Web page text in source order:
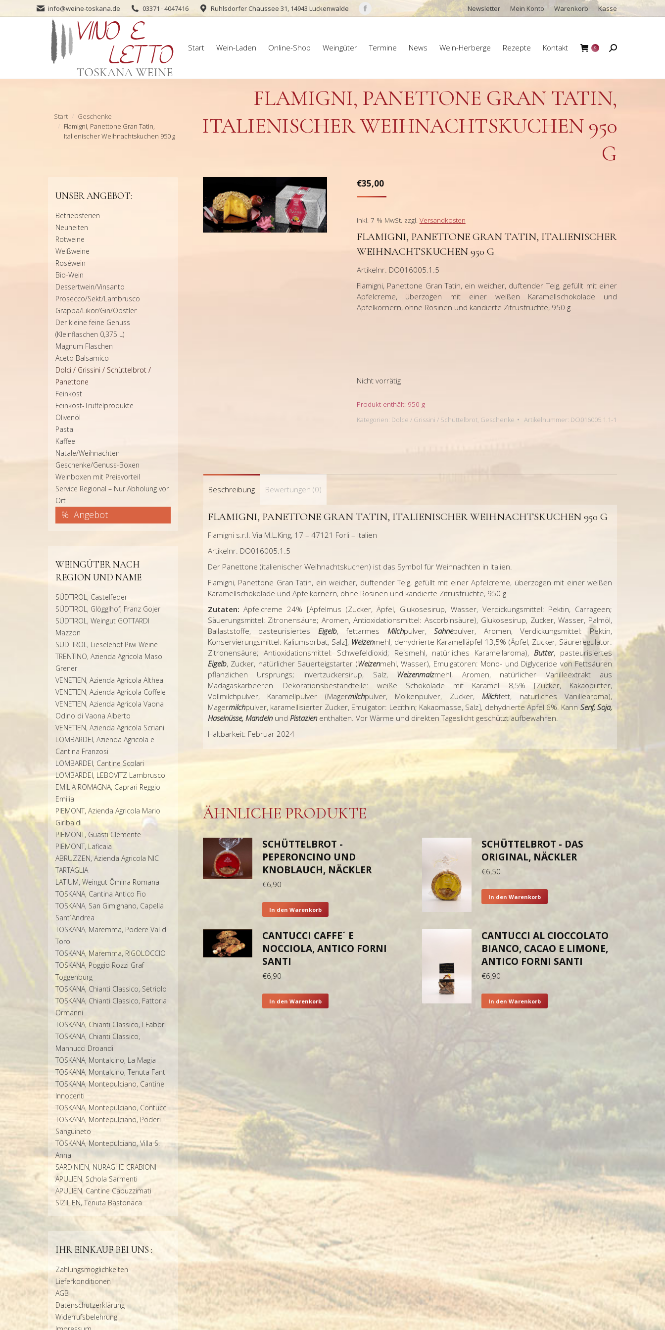
info@weine-toskana.de 03371 · 4047416 Ruhlsdorfer Chaussee 31, 14943 Luckenwalde
Facebook
window
Newsletter Mein Konto Warenkorb Kasse
Start Wein-Laden Online-Shop Weingüter Termine News Wein-Herberge Rezepte Kontakt 0 Search:
Sie befinden sich hier:
Start
Geschenke
Flamigni, Panettone Gran Tatin,
Italienischer Weihnachtskuchen 950 g
FLAMIGNI, PANETTONE GRAN TATIN,
ITALIENISCHER WEIHNACHTSKUCHEN 950
G
€35,00
inkl. 7 % MwSt. zzgl. Versandkosten
FLAMIGNI, PANETTONE GRAN TATIN, ITALIENISCHER
WEIHNACHTSKUCHEN 950 G
Artikelnr. DO016005.1.5
Flamigni, Panettone Gran Tatin, ein weicher, duftender Teig, gefüllt mit einer
Apfelcreme, überzogen mit einer weißen Karamellschokolade und
Apfelkörnern, ohne Rosinen und kandierte Zitrusfrüchte, 950 g
Nicht vorrätig
Produkt enthält: 950 g
Kategorien: Dolce / Grissini / Schüttelbrot, Geschenke Artikelnummer: DO016005.1.1-1
Beschreibung Bewertungen (0)
FLAMIGNI, PANETTONE GRAN TATIN, ITALIENISCHER WEIHNACHTSKUCHEN 950 G
Flamigni s.r.l. Via M.L.King, 17 – 47121 Forli – Italien
Artikelnr. DO016005.1.5
Der Panettone (italienischer Weihnachtskuchen) ist das Symbol für Weihnachten in Italien.
Flamigni, Panettone Gran Tatin, ein weicher, duftender Teig, gefüllt mit einer Apfelcreme, überzogen mit einer weißen
Karamellschokolade und Apfelkörnern, ohne Rosinen und kandierte Zitrusfrüchte, 950 g
Zutaten:Apfelcreme 24% [Apfelmus (Zucker, Äpfel, Glukosesirup, Wasser, Verdickungsmittel: Pektin, Carrageen;
Säuerungsmittel: Zitronensäure; Aromen, Antioxidationsmittel: Ascorbinsäure), Glukosesirup, Zucker, Wasser, Palmöl,
Ballaststoffe, pasteurisiertes Eigelb, fettarmes Milchpulver,Sahnepulver, Aromen, Verdickungsmittel: Pektin,
Konservierungsmittel: Kaliumsorbat, Salz], Weizenmehl, dehydrierte Karamelläpfel 13,5% (Äpfel, Zucker, Säureregulator:
Zitronensäure; Antioxidationsmittel: Schwefeldioxid; Reismehl, natürliches Karamellaroma), Butter, pasteurisiertes
Eigelb, Zucker, natürlicher Sauerteigstarter (Weizenmehl, Wasser), Emulgatoren: Mono- und Diglyceride von Fettsäuren
pflanzlichen Ursprungs; Invertzuckersirup, Salz, Weizenmalzmehl, Aromen, natürlicher Vanilleextrakt aus
Madagaskarbeeren. Dekorationsbestandteile: weiße Schokolade mit Karamell 8,5% [Zucker, Kakaobutter,
Vollmilchpulver, Karamellpulver (Magermilchpulver, Molkenpulver, Zucker, Milchfett, natürliches Vanillearoma),
Magermilchpulver, karamellisierter Zucker, Emulgator: Lecithin; Kakaomasse, Salz], dehydrierte Äpfel 6%. Kann Senf, Soja,
Haselnüsse, Mandelnund Pistazienenthalten. Vor Wärme und direkten Tageslicht geschützt aufbewahren.
Haltbarkeit: Februar 2024
ÄHNLICHE PRODUKTE
SCHÜTTELBROT -
PEPERONCINO UND
KNOBLAUCH, NÄCKLER
€6,90
In den Warenkorb
SCHÜTTELBROT - DAS
ORIGINAL, NÄCKLER
€6,50
In den Warenkorb
CANTUCCI CAFFE´ E
NOCCIOLA, ANTICO FORNI
SANTI
€6,90
In den Warenkorb
CANTUCCI AL CIOCCOLATO
BIANCO, CACAO E LIMONE,
ANTICO FORNI SANTI
€6,90
In den Warenkorb
UNSER ANGEBOT:
Betriebsferien
Neuheiten
Rotweine
Weißweine
Roséwein
Bio-Wein
Dessertwein/Vinsanto
Prosecco/Sekt/Lambrusco
Grappa/Likör/Gin/Obstler
Der kleine feine Genuss
(Kleinflaschen 0,375 L)
Magnum Flaschen
Aceto Balsamico
Dolci / Grissini / Schüttelbrot /
Panettone
Feinkost
Feinkost-Trüffelprodukte
Olivenöl
Pasta
Kaffee
Natale/Weihnachten
Geschenke/Genuss-Boxen
Weinboxen mit Preisvorteil
Service Regional – Nur Abholung vor
Ort
Angebot
WEINGÜTER NACH
REGION UND NAME
SÜDTIROL, Castelfeder
SÜDTIROL, Glögglhof, Franz Gojer
SÜDTIROL, Weingut GOTTARDI
Mazzon
SÜDTIROL, Lieselehof Piwi Weine
TRENTINO, Azienda Agricola Maso
Grener
VENETIEN, Azienda Agricola Althea
VENETIEN, Azienda Agricola Coffele
VENETIEN, Azienda Agricola Vaona
Odino di Vaona Alberto
VENETIEN, Azienda Agricola Scriani
LOMBARDEI, Azienda Agricola e
Cantina Franzosi
LOMBARDEI, Cantine Scolari
LOMBARDEI, LEBOVITZ Lambrusco
EMILIA ROMAGNA, Caprari Reggio
Emilia
PIEMONT, Azienda Agricola Mario
Giribaldi
PIEMONT, Guasti Clemente
PIEMONT, Laficaia
ABRUZZEN, Azienda Agricola NIC
TARTAGLIA
LATIUM, Weingut Ômina Romana
TOSKANA, Cantina Antico Fio
TOSKANA, San Gimignano, Capella
Sant´Andrea
TOSKANA, Maremma, Podere Val di
Toro
TOSKANA, Maremma, RIGOLOCCIO
TOSKANA, Poggio Rozzi Graf
Toggenburg
TOSKANA, Chianti Classico, Setriolo
TOSKANA, Chianti Classico, Fattoria
Ormanni
TOSKANA, Chianti Classico, I Fabbri
TOSKANA, Chianti Classico,
Mannucci Droandi
TOSKANA, Montalcino, La Magia
TOSKANA, Montalcino, Tenuta Fanti
TOSKANA, Montepulciano, Cantine
Innocenti
TOSKANA, Montepulciano, Contucci
TOSKANA, Montepulciano, Poderi
Sanguineto
TOSKANA, Montepulciano, Villa S.
Anna
SARDINIEN, NURAGHE CRABIONI
APULIEN, Schola Sarmenti
APULIEN, Cantine Capuzzimati
SIZILIEN, Tenuta Bastonaca
IHR EINKAUF BEI UNS :
Zahlungsmöglichkeiten
Lieferkonditionen
AGB
Datenschutzerklärung
Widerrufsbelehrung